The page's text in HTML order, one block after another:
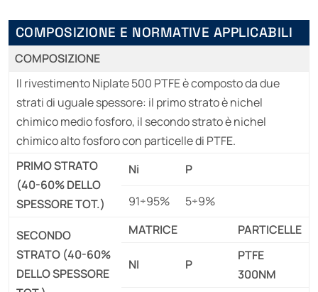
COMPOSIZIONE E NORMATIVE APPLICABILI
COMPOSIZIONE
Il rivestimento Niplate 500 PTFE è composto da due
strati di uguale spessore: il primo strato è nichel
chimico medio fosforo, il secondo strato è nichel
chimico alto fosforo con particelle di PTFE.
PRIMO STRATO
(40-60% DELLO
SPESSORE TOT.)
Ni P
91÷95% 5÷9%
SECONDO
STRATO (40-60%
DELLO SPESSORE
MATRICE PARTICELLE
NI P
PTFE
300NM